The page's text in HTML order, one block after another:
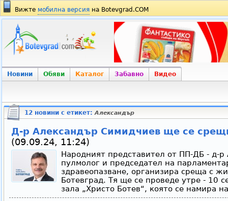
Вижте мобилна версия на Botevgrad.COM
Новини Обяви Каталог Забавно Видео
12 новини с етикет:Александър
Д-р Александър Симидчиев ще се
(09.09.24, 11:24)
Народният представител от ПП-ДБ - д-
пулмолог и председател на
здравеопазване, организира среща с
Ботевград. Тя ще се проведе утре - 10
зала „Христо Ботев“, която се намира